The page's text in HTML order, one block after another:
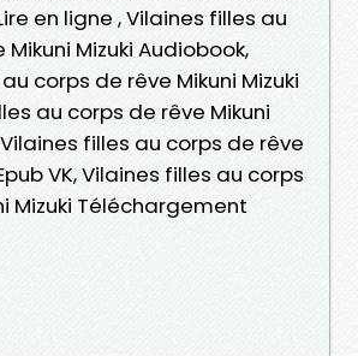
en ligne , Vilaines filles au
Mizuki Audiobook,
corps de rêve Mikuni Mizuki
au corps de rêve Mikuni
Vilaines filles au corps de rêve
VK, Vilaines filles au corps
Mizuki Téléchargement